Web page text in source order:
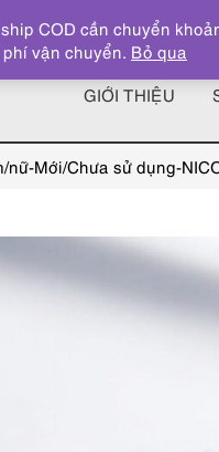
GIỚI THIỆU
nữ-Mới/Chưa sử dụng-
COD cần chuyển
vận chuyển. Bỏ qua